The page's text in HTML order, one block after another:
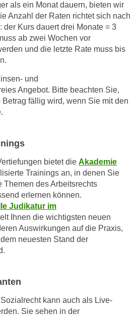
als ein Monat dauern, bieten wir
Anzahl der Raten richtet sich nach
Kurs dauert drei Monate = 3
ab zwei Wochen vor
und die letzte Rate muss bis
und
Angebot. Bitte beachten Sie,
fällig wird, wenn Sie mit den
bietet die Akademie
Trainings an, in denen Sie
Themen des Arbeitsrechts
erlernen können.
Judikatur im
Ihnen die wichtigsten neuen
Auswirkungen auf die Praxis,
neuesten Stand der
kann auch als Live-
Sie sehen in der